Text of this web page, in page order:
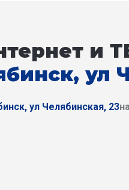
и
ул
ул Челябинская, 23